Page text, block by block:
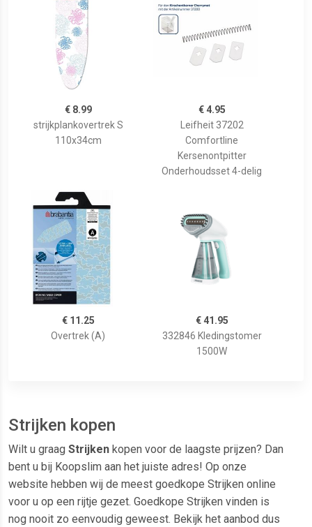
€ 8.99
strijkplankovertrek S
110x34cm
€ 4.95
Leifheit 37202
Comfortline
Kersenontpitter
Onderhoudsset 4-delig
€ 11.25
Overtrek (A)
€ 41.95
332846 Kledingstomer
1500W
Strijken kopen
Wilt u graag Strijken kopen voor de laagste prijzen? Dan
bent u bij Koopslim aan het juiste adres! Op onze
website hebben wij de meest goedkope Strijken online
voor u op een rijtje gezet. Goedkope Strijken vinden is
nog nooit zo eenvoudig geweest. Bekijk het aanbod dus